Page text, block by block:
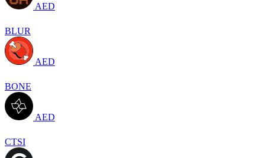
AED
BLUR
AED
BONE
AED
CTSI